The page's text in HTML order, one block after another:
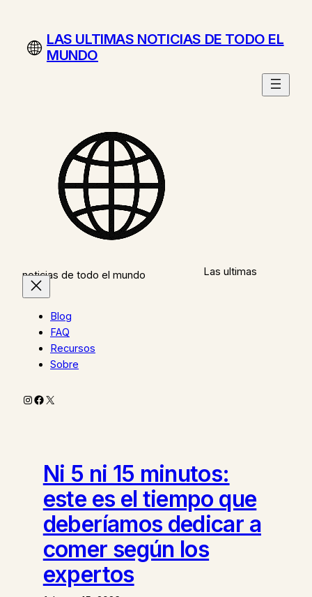
contenidoLAS ULTIMAS NOTICIAS DE TODO EL
MUNDO
Las ultimas
noticias de todo el mundo
Blog
FAQ
Recursos
Sobre
Instagram
Facebook
X
Ni 5 ni 15 minutos:
este es el tiempo que
deberíamos dedicar a
comer según los
expertos